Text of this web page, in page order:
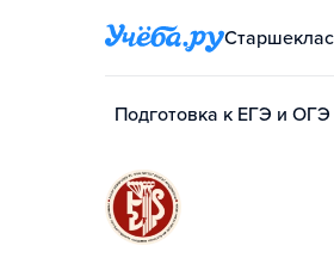
Подготовка к ЕГЭ и ОГЭ